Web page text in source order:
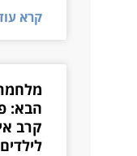
קרא
הבא:
קרב
לילדים